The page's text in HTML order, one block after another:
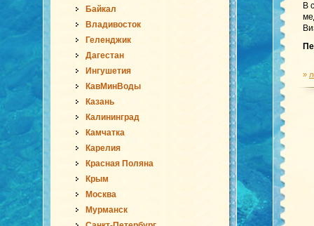
Байкал
Владивосток
Геленджик
Дагестан
Ингушетия
КавМинВоды
Казань
Калининград
Камчатка
Карелия
Красная Поляна
Крым
Москва
Мурманск
В
»